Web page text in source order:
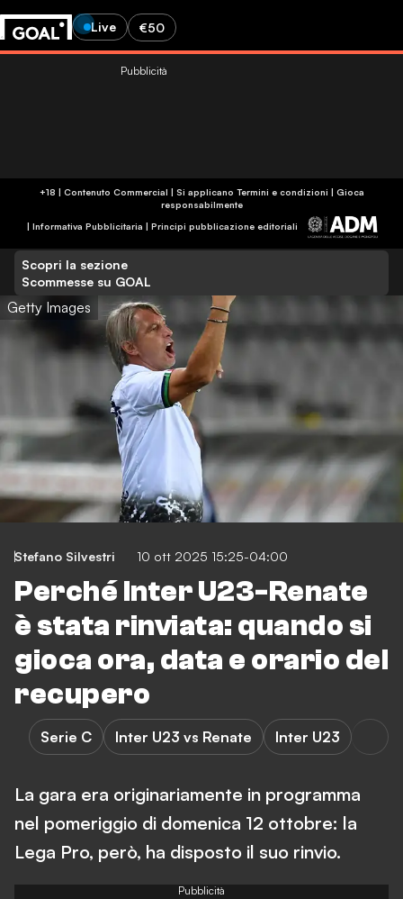
Live €50
Pubblicità
+18 | Contenuto Commercial | Si applicano Termini e condizioni | Gioca
responsabilmente
| Informativa Pubblicitaria | Principi pubblicazione editoriali
Scopri la sezione
Scommesse su GOAL
Getty Images
Stefano Silvestri 10 ott 2025 15:25-04:00
Perché Inter U23-Renate
è stata rinviata: quando si
gioca ora, data e orario del
recupero
Serie C Inter U23 vs Renate Inter U23
La gara era originariamente in programma
nel pomeriggio di domenica 12 ottobre: la
Lega Pro, però, ha disposto il suo rinvio.
Pubblicità